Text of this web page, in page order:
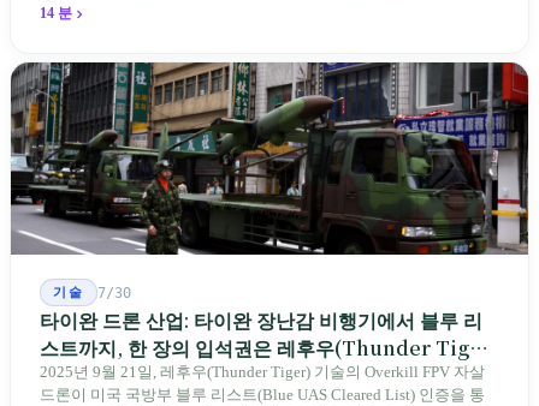
자 제도는 이미 1970-80년대 산업화 과정에서 붕괴되었다. 600여 명
14 분
기술 7/30
타이완 드론 산업: 타이완 장난감 비행기에서 블루 리
스트까지, 한 장의 입석권은 레후우(Thunder Tiger)
에게
2025년 9월 21일, 레후우(Thunder Tiger) 기술의 Overkill FPV 자살
드론이 미국 국방부 블루 리스트(Blue UAS Cleared List) 인증을 통